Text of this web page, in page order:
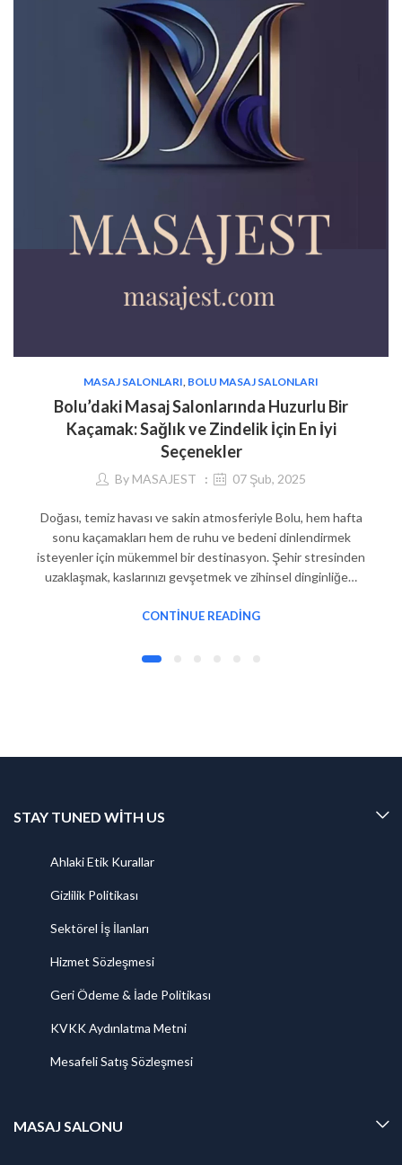
MASAJ SALONLARI BOLU MASAJ SALONLARI
Bolu’daki Masaj Salonlarında Huzurlu Bir
Kaçamak: Sağlık ve Zindelik İçin En İyi
Seçenekler
By MASAJEST 07 Şub, 2025
Doğası, temiz havası ve sakin atmosferiyle Bolu, hem hafta
sonu kaçamakları hem de ruhu ve bedeni dinlendirmek
isteyenler için mükemmel bir destinasyon. Şehir stresinden
uzaklaşmak, kaslarınızı gevşetmek ve zihinsel dinginliğe…
CONTINUE READING
STAY TUNED WITH US
Ahlaki Etik Kurallar
Gizlilik Politikası
Sektörel İş İlanları
Hizmet Sözleşmesi
Geri Ödeme & İade Politikası
KVKK Aydınlatma Metni
Mesafeli Satış Sözleşmesi
MASAJ SALONU